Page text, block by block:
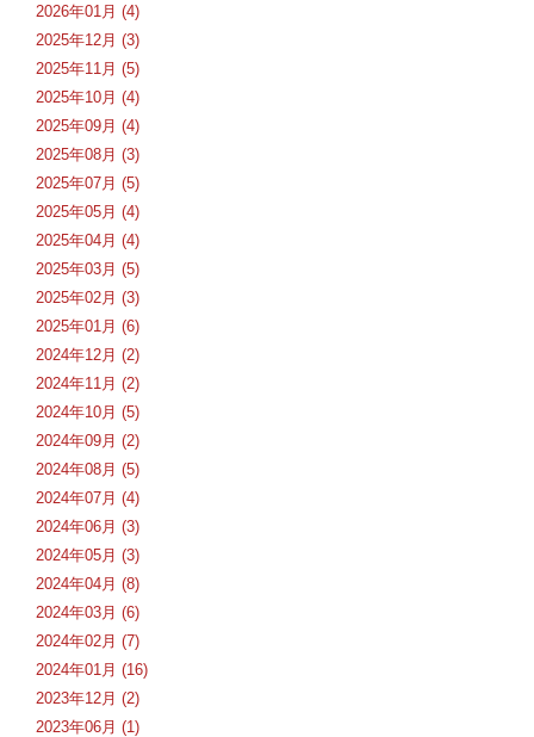
2026年01月 (4)
2025年12月 (3)
2025年11月 (5)
2025年10月 (4)
2025年09月 (4)
2025年08月 (3)
2025年07月 (5)
2025年05月 (4)
2025年04月 (4)
2025年03月 (5)
2025年02月 (3)
2025年01月 (6)
2024年12月 (2)
2024年11月 (2)
2024年10月 (5)
2024年09月 (2)
2024年08月 (5)
2024年07月 (4)
2024年06月 (3)
2024年05月 (3)
2024年04月 (8)
2024年03月 (6)
2024年02月 (7)
2024年01月 (16)
2023年12月 (2)
2023年06月 (1)